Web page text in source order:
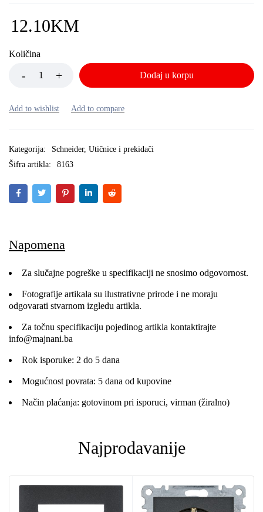
12.10KM
Količina
Dodaj u korpu
Kategorija: Schneider, Utičnice i prekidači
Šifra artikla:
8163
Napomena
Za slučajne pogreške u specifikaciji ne snosimo odgovornost.
Fotografije artikala su ilustrativne prirode i ne moraju
odgovarati stvarnom izgledu artikla.
Za točnu specifikaciju pojedinog artikla kontaktirajte
info@majnani.ba
Rok isporuke: 2 do 5 dana
Mogućnost povrata: 5 dana od kupovine
Način plaćanja: gotovinom pri isporuci, virman (žiralno)
Najprodavanije